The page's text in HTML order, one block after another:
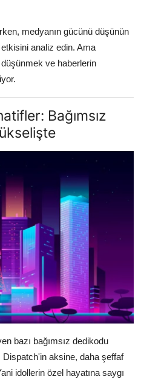
medyanın gücünü düşünün
analiz edin. Ama
ve haberlerin
Bağımsız
bazı bağımsız dedikodu
aksine, daha şeffaf
idollerin özel hayatına saygı